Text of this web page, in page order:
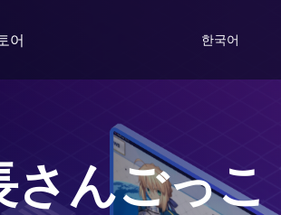
어 한국어
んごっこ